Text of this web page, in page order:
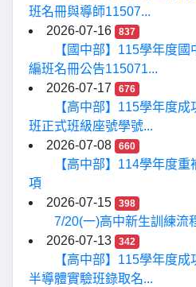
班名冊與導師11507...
2026-07-16
837
【國中部】115學年度
編班名冊公告115071...
2026-07-17
676
【高中部】115學年度
班正式班級座號學號...
2026-07-08
660
【高中部】114學年度
項
2026-07-15
398
7/20(一)高中新生訓練流
2026-07-13
342
【高中部】115學年度
半導體實驗班錄取名...